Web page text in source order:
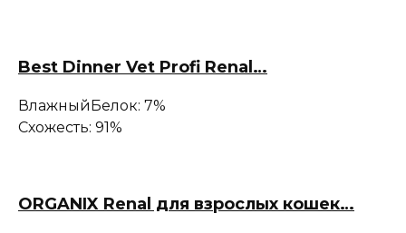
Best Dinner Vet Profi Renal…
ВлажныйБелок: 7%
Схожесть: 91%
ORGANIX Renal для взрослых кошек…